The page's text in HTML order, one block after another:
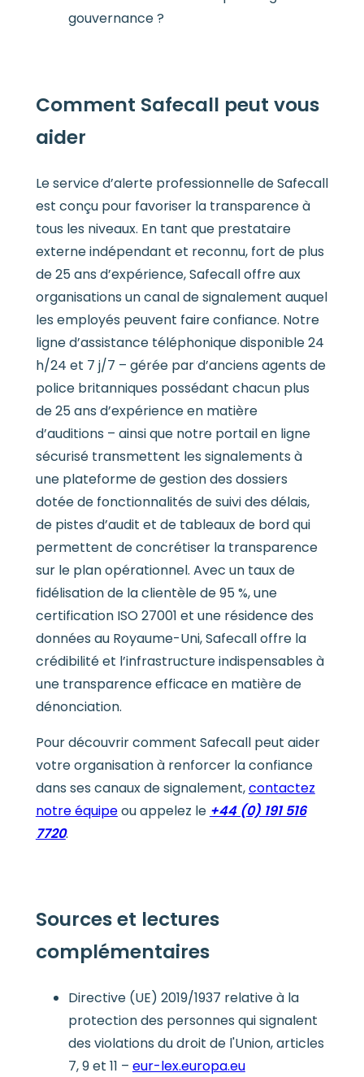
gouvernance ?
Comment Safecall peut vous
aider
Le service d’alerte professionnelle de Safecall
est conçu pour favoriser la transparence à
tous les niveaux. En tant que prestataire
externe indépendant et reconnu, fort de plus
de 25 ans d’expérience, Safecall offre aux
organisations un canal de signalement auquel
les employés peuvent faire confiance. Notre
ligne d’assistance téléphonique disponible 24
h/24 et 7 j/7 – gérée par d’anciens agents de
police britanniques possédant chacun plus
de 25 ans d’expérience en matière
d’auditions – ainsi que notre portail en ligne
sécurisé transmettent les signalements à
une plateforme de gestion des dossiers
dotée de fonctionnalités de suivi des délais,
de pistes d’audit et de tableaux de bord qui
permettent de concrétiser la transparence
sur le plan opérationnel. Avec un taux de
fidélisation de la clientèle de 95 %, une
certification ISO 27001 et une résidence des
données au Royaume-Uni, Safecall offre la
crédibilité et l’infrastructure indispensables à
une transparence efficace en matière de
dénonciation.
Pour découvrir comment Safecall peut aider
votre organisation à renforcer la confiance
dans ses canaux de signalement,contactez
notre équipeou appelez le +44 (0) 191 516
7720.
Sources et lectures
complémentaires
Directive (UE) 2019/1937 relative à la
protection des personnes qui signalent
des violations du droit de l'Union, articles
7, 9 et 11 – eur-lex.europa.eu